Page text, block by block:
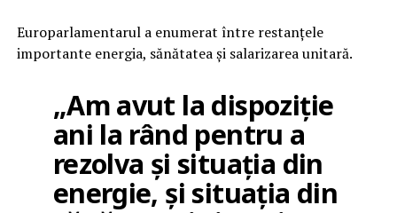
Europarlamentarul a enumerat între restanțele
importante energia, sănătatea și salarizarea unitară.
„Am avut la dispoziție
ani la rând pentru a
rezolva și situația din
energie, și situația din